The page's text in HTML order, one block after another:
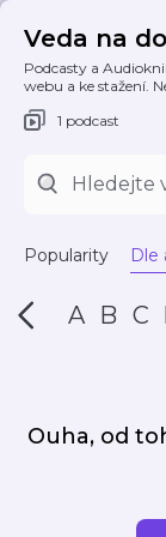
Veda na
Podcasty a
webu a ke stažení.
1 podcast
Popularity Dle
A B C
Ouha, od